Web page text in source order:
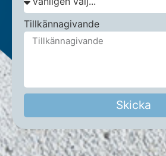
Tillkännagivande
Skicka